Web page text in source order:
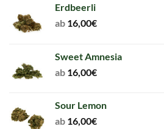
Erdbeerli
ab 16,00€
Sweet Amnesia
ab 16,00€
Sour Lemon
ab 16,00€